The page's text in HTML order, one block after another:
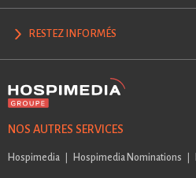
RESTEZ INFORMÉS
NOS AUTRES SERVICES
Hospimedia Hospimedia Nominations